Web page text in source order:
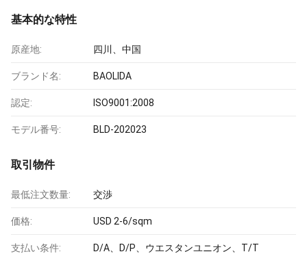
基本的な特性
原産地: 四川、中国
ブランド名: BAOLIDA
認定: ISO9001:2008
モデル番号: BLD-202023
取引物件
最低注文数量: 交渉
価格: USD 2-6/sqm
支払い条件: D/A、D/P、ウエスタンユニオン、T/T